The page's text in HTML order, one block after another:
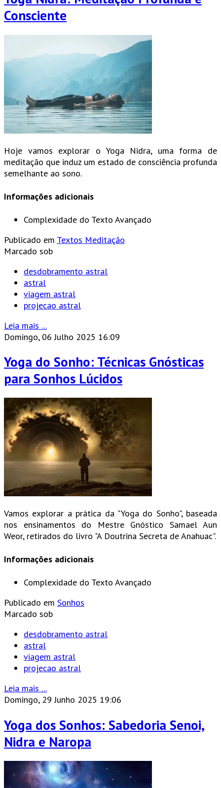
Consciente
Hoje vamos explorar o Yoga Nidra, uma forma de
meditação que induz um estado de consciência profunda
semelhante ao sono.
Informações adicionais
Complexidade do Texto Avançado
Publicado em Textos Meditação
Marcado sob
desdobramento astral
astral
viagem astral
projecao astral
Leia mais ...
Domingo, 06 Julho 2025 16:09
Yoga do Sonho: Técnicas Gnósticas
para Sonhos Lúcidos
Vamos explorar a prática da "Yoga do Sonho", baseada
nos ensinamentos do Mestre Gnóstico Samael Aun
Weor, retirados do livro "A Doutrina Secreta de Anahuac".
Informações adicionais
Complexidade do Texto Avançado
Publicado em Sonhos
Marcado sob
desdobramento astral
astral
viagem astral
projecao astral
Leia mais ...
Domingo, 29 Junho 2025 19:06
Yoga dos Sonhos: Sabedoria Senoi,
Nidra e Naropa